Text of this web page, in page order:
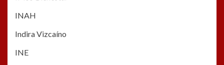
INAH
Indira Vizcaíno
INE